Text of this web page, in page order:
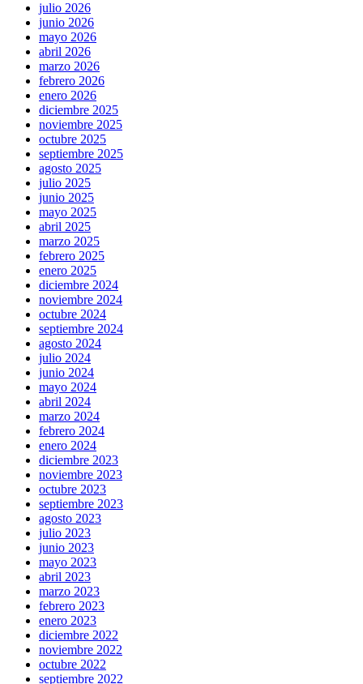
julio 2026
junio 2026
mayo 2026
abril 2026
marzo 2026
febrero 2026
enero 2026
diciembre 2025
noviembre 2025
octubre 2025
septiembre 2025
agosto 2025
julio 2025
junio 2025
mayo 2025
abril 2025
marzo 2025
febrero 2025
enero 2025
diciembre 2024
noviembre 2024
octubre 2024
septiembre 2024
agosto 2024
julio 2024
junio 2024
mayo 2024
abril 2024
marzo 2024
febrero 2024
enero 2024
diciembre 2023
noviembre 2023
octubre 2023
septiembre 2023
agosto 2023
julio 2023
junio 2023
mayo 2023
abril 2023
marzo 2023
febrero 2023
enero 2023
diciembre 2022
noviembre 2022
octubre 2022
septiembre 2022